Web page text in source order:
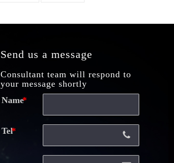
Send us a message
Consultant team will respond to
your message shortly
Name
Tel